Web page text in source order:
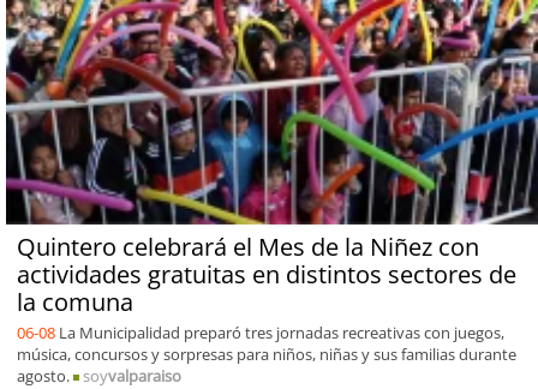
Quintero celebrará el Mes de la Niñez con
actividades gratuitas en distintos sectores de
la comuna
06-08 La Municipalidad preparó tres jornadas recreativas con juegos,
música, concursos y sorpresas para niños, niñas y sus familias durante
agosto.
soyvalparaiso